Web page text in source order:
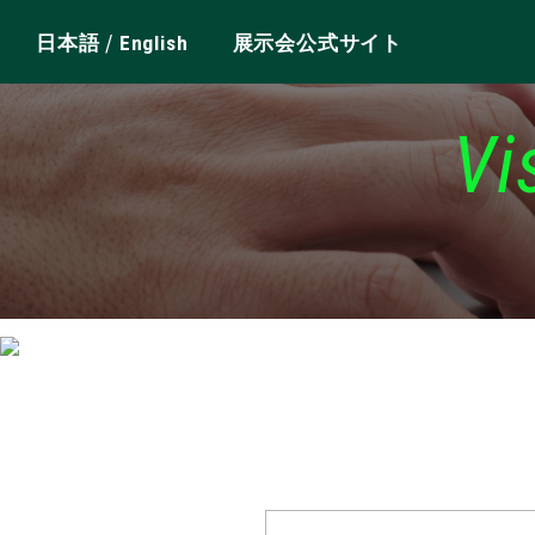
日本語/ English 展示会公式サイト